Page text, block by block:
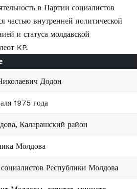
в Партии социалистов
частью внутренней политической
и статуса молдавской
KP.
Додон
1975 года
Каларашский район
Молдова
Республики Молдова